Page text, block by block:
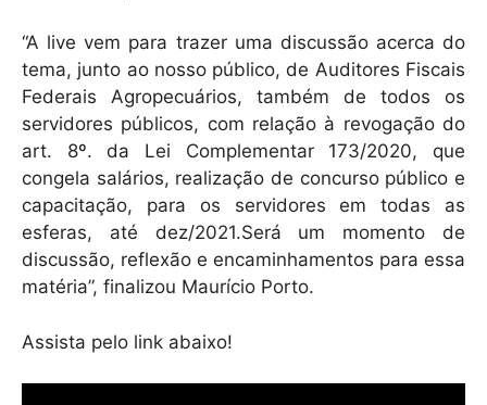
“A live vem para trazer uma discussão acerca do
tema, junto ao nosso público, de Auditores Fiscais
Federais Agropecuários, também de todos os
servidores públicos, com relação à revogação do
art. 8º. da Lei Complementar 173/2020, que
congela salários, realização de concurso público e
capacitação, para os servidores em todas as
esferas, até dez/2021.Será um momento de
discussão, reflexão e encaminhamentos para essa
matéria”, finalizou Maurício Porto.
Assista pelo link abaixo!